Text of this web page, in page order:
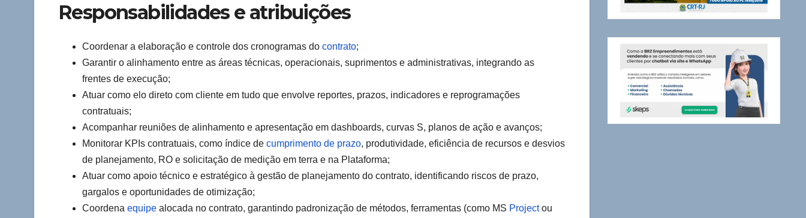
Responsabilidades e atribuições
Coordenar a elaboração e controle dos cronogramas do contrato;
Garantir o alinhamento entre as áreas técnicas, operacionais, suprimentos e administrativas, integrando as
frentes de execução;
Atuar como elo direto com cliente em tudo que envolve reportes, prazos, indicadores e reprogramações
contratuais;
Acompanhar reuniões de alinhamento e apresentação em dashboards, curvas S, planos de ação e avanços;
Monitorar KPIs contratuais, como índice de cumprimento de prazo, produtividade, eficiência de recursos e desvios
de planejamento, RO e solicitação de medição em terra e na Plataforma;
Atuar como apoio técnico e estratégico à gestão de planejamento do contrato, identificando riscos de prazo,
gargalos e oportunidades de otimização;
Coordena equipe alocada no contrato, garantindo padronização de métodos, ferramentas (como MS Projectou